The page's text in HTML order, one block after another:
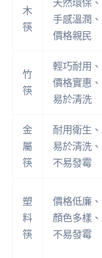
木
筷
手感溫潤、
價格親民
竹
筷
輕巧耐用、
價格實惠、
易於清洗
金
屬
筷
耐用衛生、
易於清洗、
不易發霉
塑
料
筷
價格低廉、
顏色多樣、
不易發霉